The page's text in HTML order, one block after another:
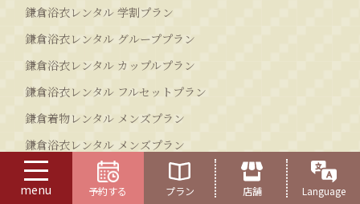
menu 予約する プラン 店舗 Language
鎌倉浴衣レンタル 学割プラン
鎌倉浴衣レンタル グループプラン
鎌倉浴衣レンタル カップルプラン
鎌倉浴衣レンタル フルセットプラン
鎌倉着物レンタル メンズプラン
鎌倉浴衣レンタル メンズプラン
鎌倉振袖レンタル 振袖プラン
鎌倉袴レンタル 卒業式 袴プラン